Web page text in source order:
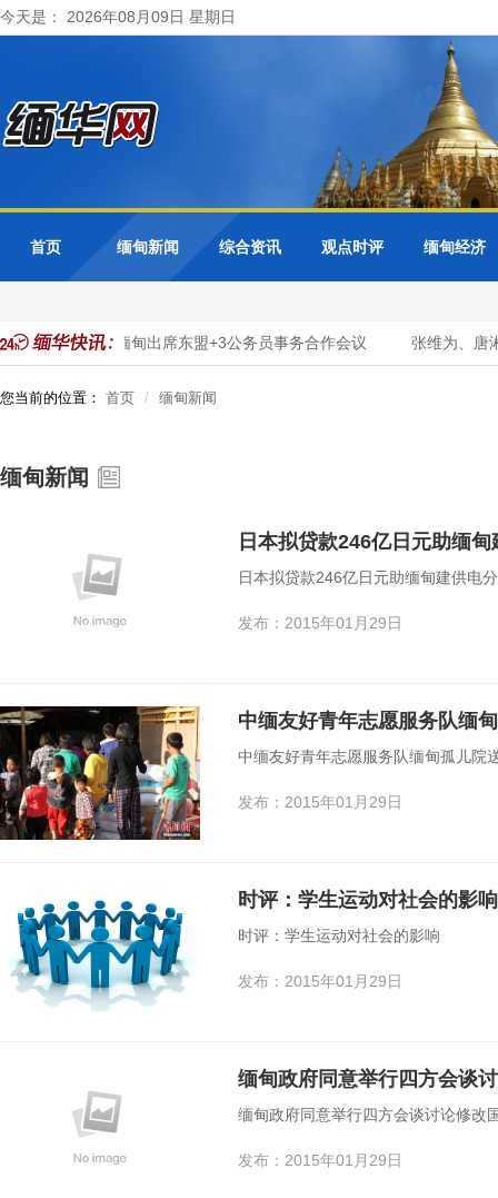
今天是： 2026年08月09日 星期日
首页 缅甸新闻 综合资讯 观点时评 缅甸经济
化转型 缅甸出席东盟+3公务员事务合作会议 张维为、唐
您当前的位置： 首页 缅甸新闻
缅甸新闻
日本拟贷款246亿日元助缅
日本拟贷款246亿日元助缅甸建供电
发布：2015年01月29日
中缅友好青年志愿服务队缅
中缅友好青年志愿服务队缅甸孤儿院
发布：2015年01月29日
时评：学生运动对社会的影响
时评：学生运动对社会的影响
发布：2015年01月29日
缅甸政府同意举行四方会谈
缅甸政府同意举行四方会谈讨论修改
发布：2015年01月29日